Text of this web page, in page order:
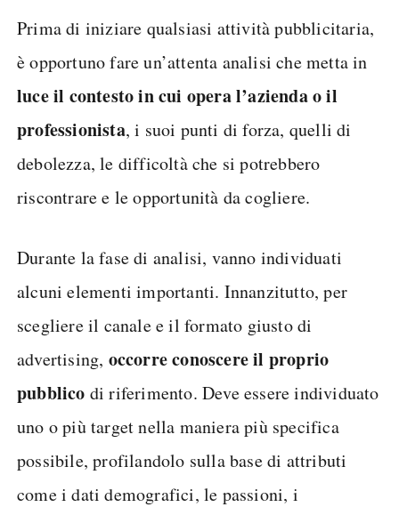
Prima di iniziare qualsiasi attività pubblicitaria,
è opportuno fare un’attenta analisi che metta in
luce il contesto in cui opera l’azienda o il
professionista, i suoi punti di forza, quelli di
debolezza, le difficoltà che si potrebbero
riscontrare e le opportunità da cogliere.
Durante la fase di analisi, vanno individuati
alcuni elementi importanti. Innanzitutto, per
scegliere il canale e il formato giusto di
advertising, occorre conoscere il proprio
pubblico di riferimento. Deve essere individuato
uno o più target nella maniera più specifica
possibile, profilandolo sulla base di attributi
come i dati demografici, le passioni, i